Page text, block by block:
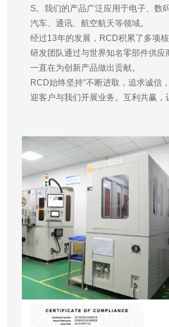
S。我们的产品广泛应用于电子、数
汽车、通讯、航空航天等领域。
经过13年的发展，RCD积累了多项
研发团队通过与世界知名零部件供应
一直在为创新产品做出贡献。
RCD始终坚持“不断进取，追求诚信
迎客户与我们开展业务。互利共赢，